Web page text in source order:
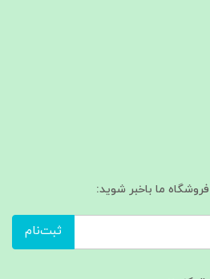
ما باخبر شوید:
ثبت‌نام